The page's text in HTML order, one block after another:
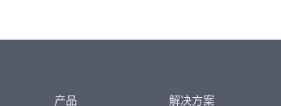
产品 解决方案